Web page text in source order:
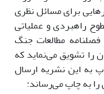
برای مسائل نظری
راهبردی و عملیاتی
مطالعات جنگ
را تشویق می‌نماید که
به این نشریه ارسال
را به چاپ می‌رساند: